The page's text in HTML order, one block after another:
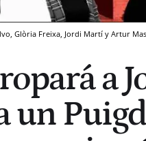
Glòria Freixa, Jordi Martí y Artur Mas
a
un